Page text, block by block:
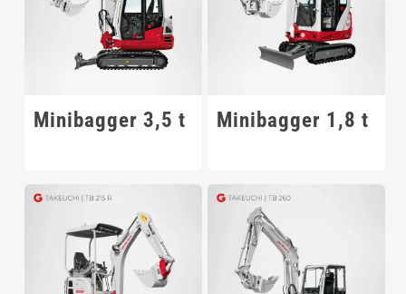
Minibagger 3,5 t Minibagger 1,8 t